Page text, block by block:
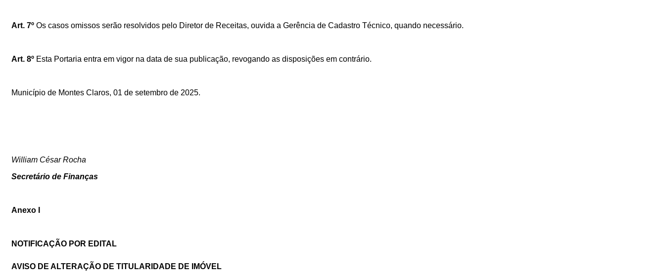
Art. 7º Os casos omissos serão resolvidos pelo Diretor de Receitas, ouvida a Gerência de Cadastro Técnico, quando necessário.
Art. 8º Esta Portaria entra em vigor na data de sua publicação, revogando as disposições em contrário.
Município de Montes Claros, 01 de setembro de 2025.
William César Rocha
Secretário de Finanças
Anexo I
NOTIFICAÇÃO POR EDITAL
AVISO DE ALTERAÇÃO DE TITULARIDADE DE IMÓVEL